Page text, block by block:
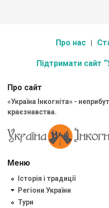
Про нас
Підтримати сайт
Про сайт
«Україна Інкогніта» -
краєзнавства.
Меню
Історія і традиції
Регіони України
Тури